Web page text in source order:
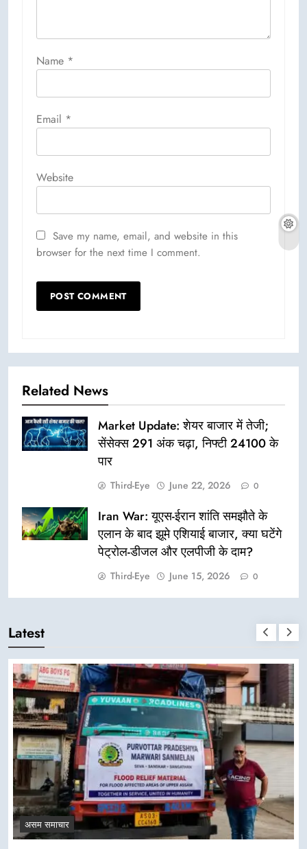
Name *
Email *
Website
Save my name, email, and website in this
browser for the next time I comment.
Related News
Market Update: शेयर बाजार में तेजी;
सेंसेक्स 291 अंक चढ़ा, निफ्टी 24100 के
पार
Third-Eye June 22, 2026 0
Iran War: यूएस-ईरान शांति समझौते के
एलान के बाद झूमे एशियाई बाजार, क्या घटेंगे
पेट्रोल-डीजल और एलपीजी के दाम?
Third-Eye June 15, 2026 0
Latest
असम समाचार